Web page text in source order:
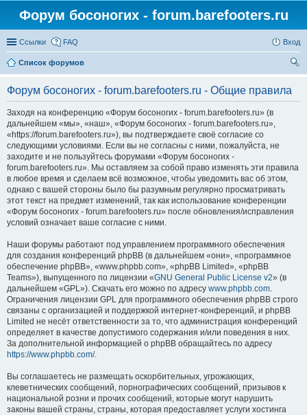
Форум босоногих - forum.barefooters.ru
Ссылки FAQ Вход
Список форумов
Форум босоногих - forum.barefooters.ru - Общие правила
Заходя на конференцию «Форум босоногих - forum.barefooters.ru» (в
дальнейшем «мы», «наш», «Форум босоногих - forum.barefooters.ru»,
«https://forum.barefooters.ru»), вы подтверждаете своё согласие со
следующими условиями. Если вы не согласны с ними, пожалуйста, не
заходите и не пользуйтесь форумами «Форум босоногих -
forum.barefooters.ru». Мы оставляем за собой право изменять эти правила
в любое время и сделаем всё возможное, чтобы уведомить вас об этом,
однако с вашей стороны было бы разумным регулярно просматривать
этот текст на предмет изменений, так как использование конференции
«Форум босоногих - forum.barefooters.ru» после обновления/исправления
условий означает ваше согласие с ними.
Наши форумы работают под управлением программного обеспечения
для создания конференций phpBB (в дальнейшем «они», «программное
обеспечение phpBB», «www.phpbb.com», «phpBB Limited», «phpBB
Teams»), выпущенного по лицензии «GNU General Public License v2» (в
дальнейшем «GPL»). Скачать его можно по адресу www.phpbb.com.
Ограничения лицензии GPL для программного обеспечения phpBB строго
связаны с организацией и поддержкой интернет-конференций, и phpBB
Limited не несёт ответственности за то, что администрация конференций
определяет в качестве допустимого содержания и/или поведения в них.
За дополнительной информацией о phpBB обращайтесь по адресу
https://www.phpbb.com/.
Вы соглашаетесь не размещать оскорбительных, угрожающих,
клеветнических сообщений, порнографических сообщений, призывов к
национальной розни и прочих сообщений, которые могут нарушить
законы вашей страны, страны, которая предоставляет услуги хостинга